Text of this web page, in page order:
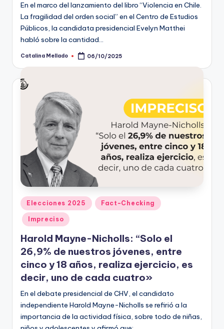
En el marco del lanzamiento del libro “Violencia en Chile.
La fragilidad del orden social” en el Centro de Estudios
Públicos, la candidata presidencial Evelyn Matthei
habló sobre la cantidad…
Publicado
Catalina Mellado 06/10/2025
Publicado
en
Elecciones 2025 Fact-Checking
Impreciso
Harold Mayne-Nicholls: “Solo el
26,9% de nuestros jóvenes, entre
cinco y 18 años, realiza ejercicio, es
decir, uno de cada cuatro»
En el debate presidencial de CHV, el candidato
independiente Harold Mayne-Nicholls se refirió a la
importancia de la actividad física, sobre todo de niñas,